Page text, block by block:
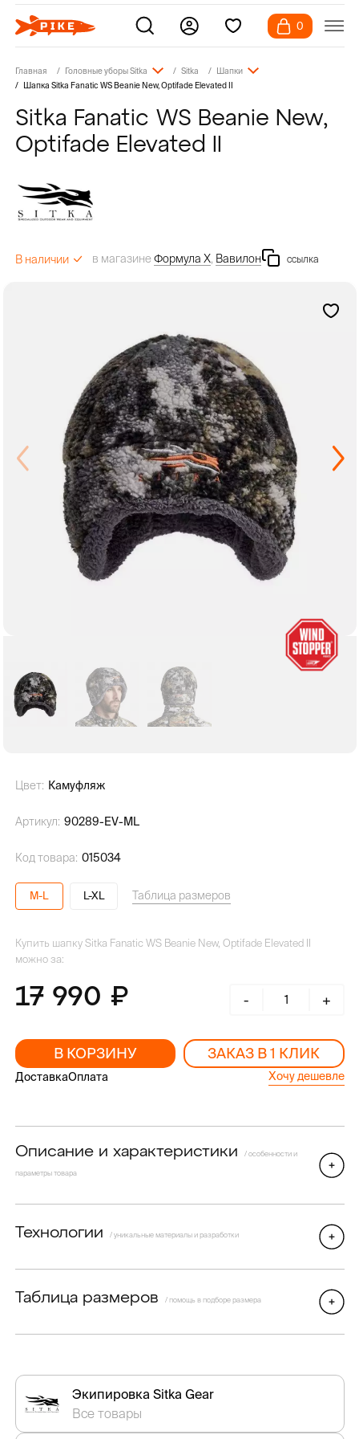
0
Главная Головные уборы Sitka Sitka
Шапки
Шапка Sitka Fanatic WS Beanie New, Optifade Elevated II
Sitka Fanatic WS Beanie New,
Optifade Elevated II
В наличии в магазинеФормула Х, Вавилон ссылка
Цвет: Камуфляж
Артикул: 90289-EV-ML
Код товара: 015034
M-L L-XL Таблица размеров
Купить шапку Sitka Fanatic WS Beanie New, Optifade Elevated II
можно за:
17 990 - +
В КОРЗИНУ ЗАКАЗ В 1 КЛИК
ДоставкаОплата Хочу дешевле
Описание и характеристики / особенности и
параметры товара
Технологии / уникальные материалы и разработки
Таблица размеров / помощь в подборе размера
Экипировка Sitka Gear
Все товары